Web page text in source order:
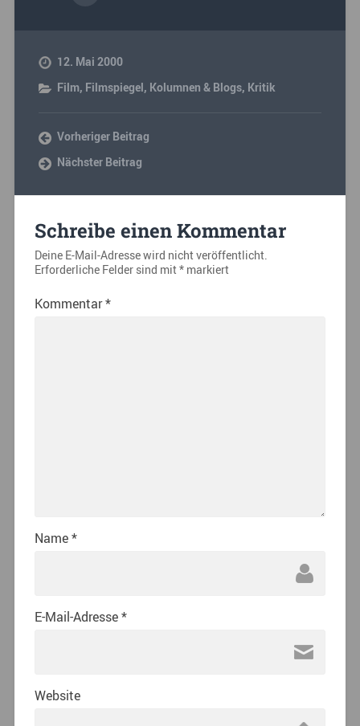
12. Mai 2000
Film, Filmspiegel, Kolumnen & Blogs, Kritik
Vorheriger Beitrag
Nächster Beitrag
Schreibe einen Kommentar
Deine E-Mail-Adresse wird nicht veröffentlicht.
Erforderliche Felder sind mit*markiert
Kommentar*
Name*
E-Mail-Adresse*
Website